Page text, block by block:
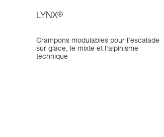
LYNX®
Crampons modulables pour l’escalade
sur glace, le mixte et l'alpinisme
technique